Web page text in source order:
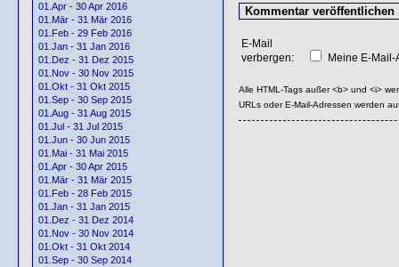
01.Apr - 30 Apr 2016
01.Mär - 31 Mär 2016
01.Feb - 29 Feb 2016
01.Jan - 31 Jan 2016
01.Dez - 31 Dez 2015
01.Nov - 30 Nov 2015
01.Okt - 31 Okt 2015
01.Sep - 30 Sep 2015
01.Aug - 31 Aug 2015
01.Jul - 31 Jul 2015
01.Jun - 30 Jun 2015
01.Mai - 31 Mai 2015
01.Apr - 30 Apr 2015
01.Mär - 31 Mär 2015
01.Feb - 28 Feb 2015
01.Jan - 31 Jan 2015
01.Dez - 31 Dez 2014
01.Nov - 30 Nov 2014
01.Okt - 31 Okt 2014
01.Sep - 30 Sep 2014
E-Mail
verbergen:
Meine E-
Alle HTML-Tags außer <b> und <i>
URLs oder E-Mail-Adressen werden